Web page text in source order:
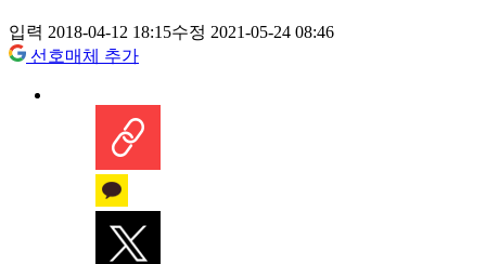
입력 2018-04-12 18:15수정 2021-05-24 08:46
선호매체 추가